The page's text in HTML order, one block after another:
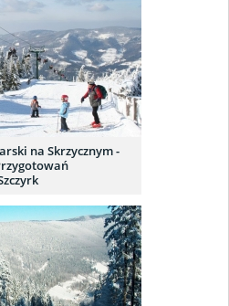
na Skrzycznym -